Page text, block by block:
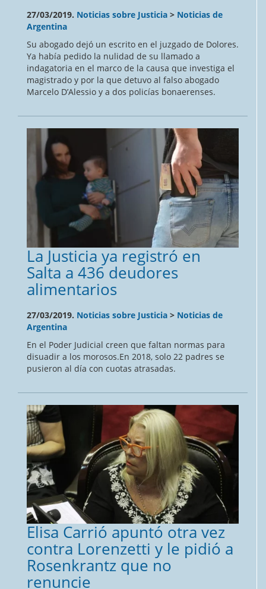
27/03/2019. Noticias sobre Justicia > Noticias de
Argentina
Su abogado dejó un escrito en el juzgado de Dolores.
Ya había pedido la nulidad de su llamado a
indagatoria en el marco de la causa que investiga el
magistrado y por la que detuvo al falso abogado
Marcelo D’Alessio y a dos policías bonaerenses.
La Justicia ya registró en
Salta a 436 deudores
alimentarios
27/03/2019. Noticias sobre Justicia > Noticias de
Argentina
En el Poder Judicial creen que faltan normas para
disuadir a los morosos.En 2018, solo 22 padres se
pusieron al día con cuotas atrasadas.
Elisa Carrió apuntó otra vez
contra Lorenzetti y le pidió a
Rosenkrantz que no
renuncie